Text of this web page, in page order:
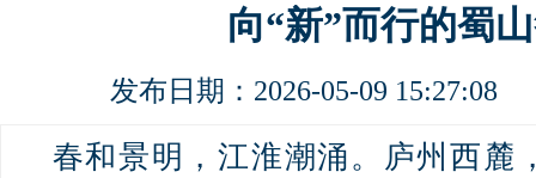
向“新”而行的蜀
发布日期：2026-05-09
春和景明，江淮潮涌。庐州西麓